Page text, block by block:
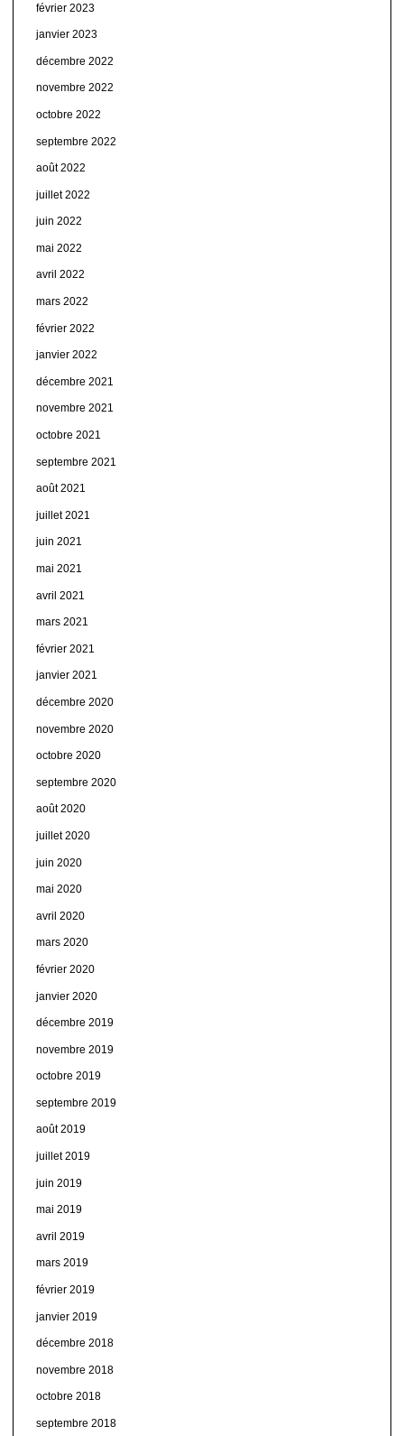
février 2023
janvier 2023
décembre 2022
novembre 2022
octobre 2022
septembre 2022
août 2022
juillet 2022
juin 2022
mai 2022
avril 2022
mars 2022
février 2022
janvier 2022
décembre 2021
novembre 2021
octobre 2021
septembre 2021
août 2021
juillet 2021
juin 2021
mai 2021
avril 2021
mars 2021
février 2021
janvier 2021
décembre 2020
novembre 2020
octobre 2020
septembre 2020
août 2020
juillet 2020
juin 2020
mai 2020
avril 2020
mars 2020
février 2020
janvier 2020
décembre 2019
novembre 2019
octobre 2019
septembre 2019
août 2019
juillet 2019
juin 2019
mai 2019
avril 2019
mars 2019
février 2019
janvier 2019
décembre 2018
novembre 2018
octobre 2018
septembre 2018